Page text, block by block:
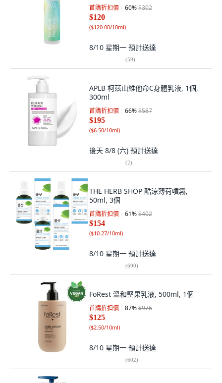
首購折扣價 60%$302
$120
($120.00/10ml)
8/10 星期一 預計送達
(59)
APLB 柯茲山維他命C身體乳液, 1個,
300ml
首購折扣價 66%$587
$195
($6.50/10ml)
後天 8/8 (六) 預計送達
(2)
THE HERB SHOP 酷涼薄荷噴霧,
50ml, 3個
首購折扣價 61%$402
$154
($10.27/10ml)
8/10 星期一 預計送達
(690)
FoRest 溫和堅果乳液, 500ml, 1個
首購折扣價 87%$976
$125
($2.50/10ml)
8/10 星期一 預計送達
(602)